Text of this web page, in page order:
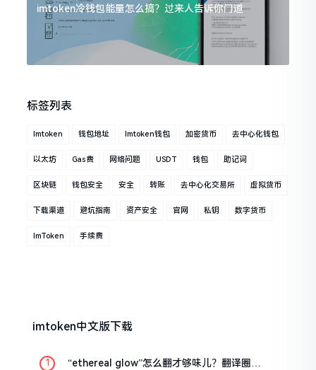
imtoken冷钱包能量怎么搞？过来人告诉你门道
标签列表
Imtoken 钱包地址 Imtoken钱包 加密货币 去中心化钱包
以太坊 Gas费 网络问题 USDT 钱包 助记词
区块链 钱包安全 安全 转账 去中心化交易所 虚拟货币
下载渠道 避坑指南 资产安全 官网 私钥 数字货币
ImToken 手续费
imtoken中文版下载
“ethereal glow”怎么翻才够味儿？翻译圈老